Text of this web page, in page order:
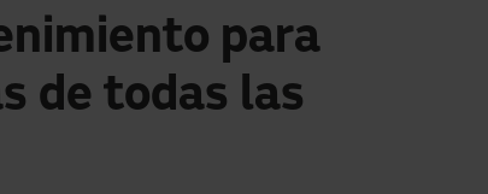
para
de todas las